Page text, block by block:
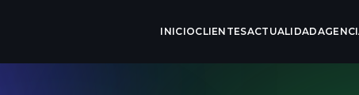
INICIOCLIENTESACTUALIDAD